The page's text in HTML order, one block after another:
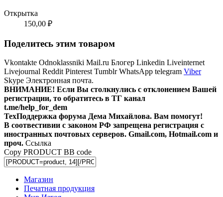
Открытка
150,00 ₽
Поделитесь этим товаром
Vkontakte Odnoklassniki Mail.ru Блогер Linkedin Liveinternet
Livejournal Reddit Pinterest Tumblr WhatsApp telegram Viber
Skype Электронная почта.
ВНИМАНИЕ! Ecли Вы столкнулись с отклонением Вашей
регистрации, то обратитесь в ТГ канал
t.me/help_for_dem
ТехПоддержка форума Дема Михайлова. Вам помогут!
В соотвестивии с законом РФ запрещена регистрация с
иностранных почтовых серверов. Gmail.com, Hotmail.com и
проч. Ссылка
Copy PRODUCT BB code
Магазин
Печатная продукция